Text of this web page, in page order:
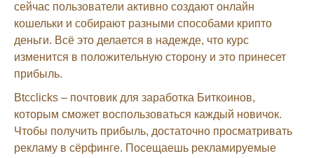
сейчас пользователи активно создают онлайн
кошельки и собирают разными способами крипто
деньги. Всё это делается в надежде, что курс
изменится в положительную сторону и это принесет
прибыль.
Btcclicks – почтовик для заработка Биткоинов,
которым сможет воспользоваться каждый новичок.
Чтобы получить прибыль, достаточно просматривать
рекламу в сёрфинге. Посещаешь рекламируемые